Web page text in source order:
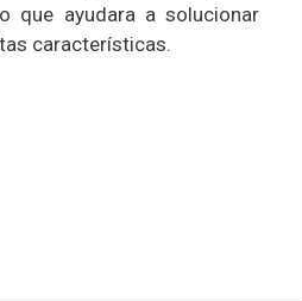
que ayudara a solucionar
características.